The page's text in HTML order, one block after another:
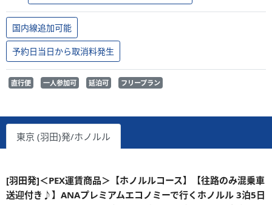
国内線追加可能
予約日当日から取消料発生
直行便 一人参加可 延泊可 フリープラン
東京 (羽田)発/ホノルル
[羽田発]＜PEX運賃商品＞【ホノルルコース】【往路のみ混乗車
送迎付き♪】ANAプレミアムエコノミーで行くホノルル 3泊5日